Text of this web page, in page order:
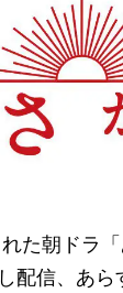
た朝ドラ
配信、あら